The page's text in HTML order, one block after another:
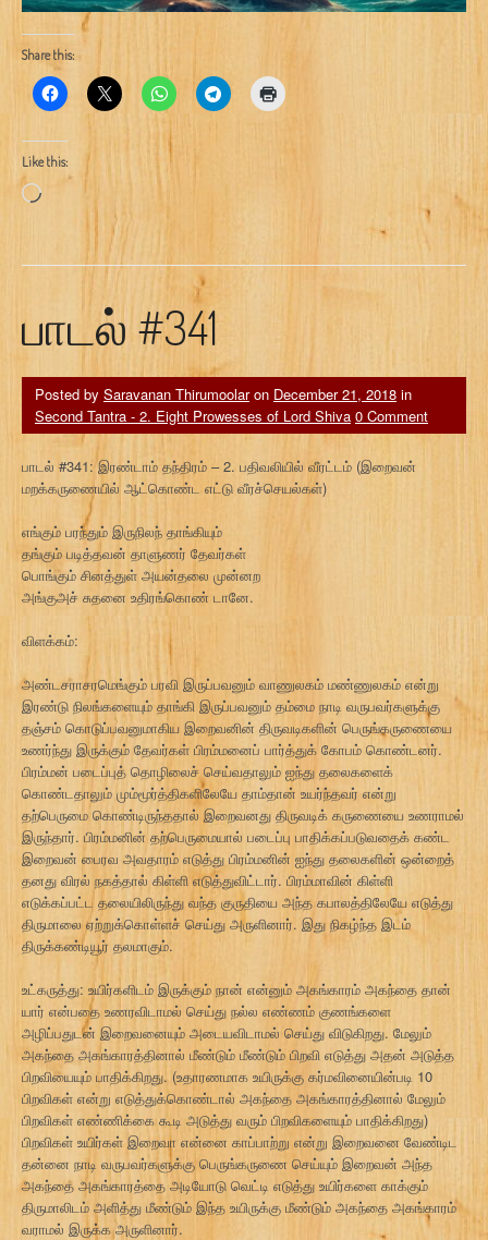
Share this:
Like this:
Loading…
பாடல் #341
Posted by Saravanan Thirumoolaron December 21, 2018 in
Second Tantra - 2. Eight Prowesses of Lord Shiva 0 Comment
பாடல் #341: இரண்டாம் தந்திரம் – 2. பதிவலியில் வீரட்டம் (இறைவன்
மறக்கருணையில் ஆட்கொண்ட எட்டு வீரச்செயல்கள்)
எங்கும் பரந்தும் இருநிலந் தாங்கியும்
தங்கும் படித்தவன் தாளுணர் தேவர்கள்
பொங்கும் சினத்துள் அயன்தலை முன்னற
அங்குஅச் சுதனை உதிரங்கொண் டானே.
விளக்கம்:
அண்டசராசரமெங்கும் பரவி இருப்பவனும் வாணுலகம் மண்ணுலகம் என்று
இரண்டு நிலங்களையும் தாங்கி இருப்பவனும் தம்மை நாடி வருபவர்களுக்கு
தஞ்சம் கொடுப்பவனுமாகிய இறைவனின் திருவடிகளின் பெருங்கருணையை
உணர்ந்து இருக்கும் தேவர்கள் பிரம்மனைப் பார்த்துக் கோபம் கொண்டனர்.
பிரம்மன் படைப்புத் தொழிலைச் செய்வதாலும் ஐந்து தலைகளைக்
கொண்டதாலும் மும்மூர்த்திகளிலேயே தாம்தான் உயர்ந்தவர் என்று
தற்பெருமை கொண்டிருந்ததால் இறைவனது திருவடிக் கருணையை உணராமல்
இருந்தார். பிரம்மனின் தற்பெருமையால் படைப்பு பாதிக்கப்படுவதைக் கண்ட
இறைவன் பைரவ அவதாரம் எடுத்து பிரம்மனின் ஐந்து தலைகளின் ஒன்றைத்
தனது விரல் நகத்தால் கிள்ளி எடுத்துவிட்டார். பிரம்மாவின் கிள்ளி
எடுக்கப்பட்ட தலையிலிருந்து வந்த குருதியை அந்த கபாலத்திலேயே எடுத்து
திருமாலை ஏற்றுக்கொள்ளச் செய்து அருளினார். இது நிகழ்ந்த இடம்
திருக்கண்டியூர் தலமாகும்.
உட்கருத்து: உயிர்களிடம் இருக்கும் நான் என்னும் அகங்காரம் அகந்தை தான்
யார் என்பதை உணரவிடாமல் செய்து நல்ல எண்ணம் குணங்களை
அழிப்பதுடன் இறைவனையும் அடையவிடாமல் செய்து விடுகிறது. மேலும்
அகந்தை அகங்காரத்தினால் மீண்டும் மீண்டும் பிறவி எடுத்து அதன் அடுத்த
பிறவியையும் பாதிக்கிறது. (உதாரணமாக உயிருக்கு கர்மவினையின்படி 10
பிறவிகள் என்று எடுத்துக்கொண்டால் அகந்தை அகங்காரத்தினால் மேலும்
பிறவிகள் எண்ணிக்கை கூடி அடுத்து வரும் பிறவிகளையும் பாதிக்கிறது)
பிறவிகள் உயிர்கள் இறைவா என்னை காப்பாற்று என்று இறைவனை வேண்டிட
தன்னை நாடி வருபவர்களுக்கு பெருங்கருணை செய்யும் இறைவன் அந்த
அகந்தை அகங்காரத்தை அடியோடு வெட்டி எடுத்து உயிர்களை காக்கும்
திருமாலிடம் அளித்து மீண்டும் இந்த உயிருக்கு மீண்டும் அகந்தை அகங்காரம்
வராமல் இருக்க அருளினார்.